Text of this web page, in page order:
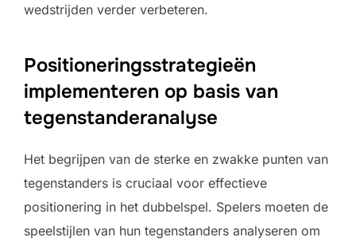
wedstrijden verder verbeteren.
Positioneringsstrategieën
implementeren op basis van
tegenstanderanalyse
Het begrijpen van de sterke en zwakke punten van
tegenstanders is cruciaal voor effectieve
positionering in het dubbelspel. Spelers moeten de
speelstijlen van hun tegenstanders analyseren om